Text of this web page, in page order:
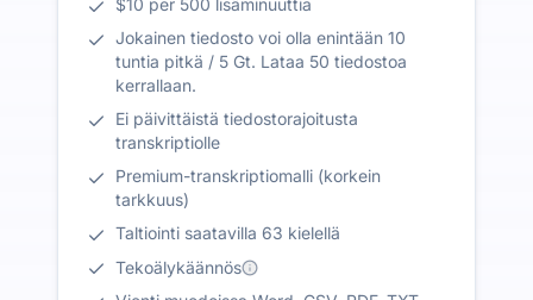
$10 per 500 lisäminuuttia
Jokainen tiedosto voi olla enintään 10
tuntia pitkä / 5 Gt. Lataa 50 tiedostoa
kerrallaan.
Ei päivittäistä tiedostorajoitusta
transkriptiolle
Premium-transkriptiomalli (korkein
tarkkuus)
Taltiointi saatavilla 63 kielellä
Tekoälykäännös